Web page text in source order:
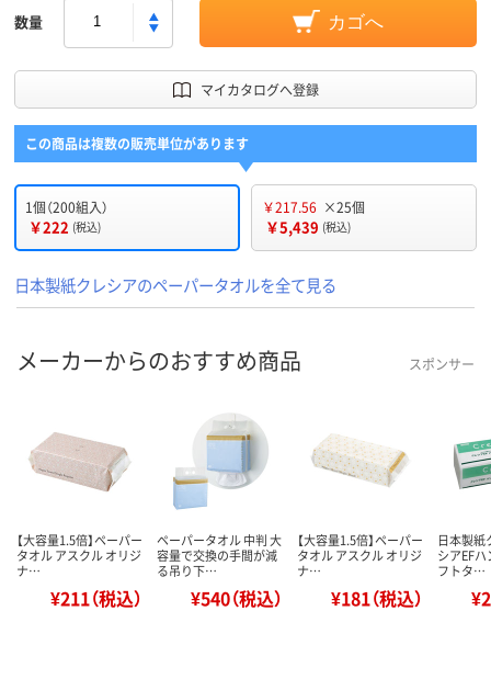
数量 カゴへ
マイカタログへ登録
この商品は複数の販売単位があります
1個（200組入）
￥222 (税込)
￥217.56 ×25個
￥5,439 (税込)
日本製紙クレシアのペーパータオルを全て見る
メーカーからのおすすめ商品 スポンサー
【大容量1.5倍】ペーパー
タオル アスクル オリジ
ナ…
¥211（税込）
ペーパータオル 中判 大
容量で交換の手間が減
る吊り下…
¥540（税込）
【大容量1.5倍】ペーパー
タオル アスクル オリジ
ナ…
¥181（税込）
日本製紙
シアEF
フトタ…